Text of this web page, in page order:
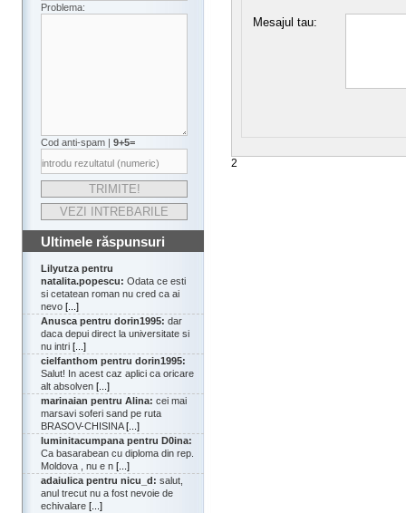
Problema:
Cod anti-spam | 9+5=
Ultimele răspunsuri
Lilyutza pentru
natalita.popescu: Odata ce esti
si cetatean roman nu cred ca ai
nevo [...]
Anusca pentru dorin1995: dar
daca depui direct la universitate si
nu intri [...]
cielfanthom pentru dorin1995:
Salut! In acest caz aplici ca oricare
alt absolven [...]
marinaian pentru Alina: cei mai
marsavi soferi sand pe ruta
BRASOV-CHISINA[...]
luminitacumpana pentru D0ina:
Ca basarabean cu diploma din rep.
Moldova , nu e n [...]
adaiulica pentru nicu_d: salut,
anul trecut nu a fost nevoie de
echivalare [...]
Mesajul tau:
2